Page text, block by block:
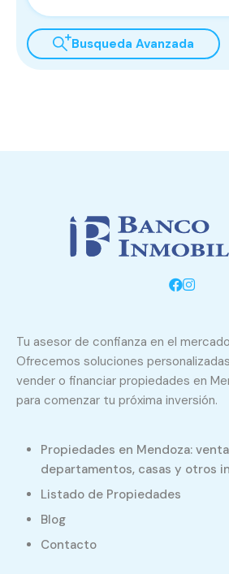
Busqueda Avanzada
Tu asesor de confianza en el
Ofrecemos soluciones
vender o financiar propiedades en
para comenzar tu próxima inversión.
Propiedades en Mendoza:
departamentos, casas y otros
Listado de Propiedades
Blog
Contacto